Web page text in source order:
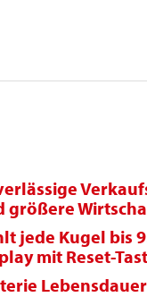
größere
jede Kugel bis
mit Reset-